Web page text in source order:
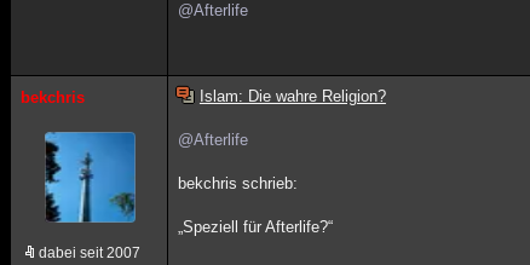
@Afterlife
bekchris
dabei seit 2007
Islam: Die wahre Religion?
@Afterlife
bekchris schrieb:
„Speziell für Afterlife?“